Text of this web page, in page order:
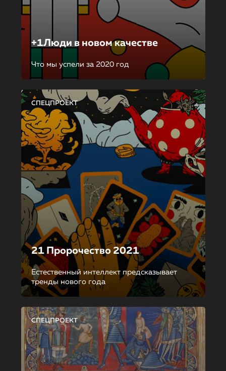
+1Люди в новом качестве
Что мы успели за 2020 год
СПЕЦПРОЕКТ
21 Пророчество 2021
Естественный интеллект предсказывает
тренды нового года
СПЕЦПРОЕКТ